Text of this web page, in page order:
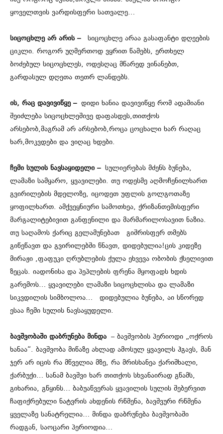
ყოველთვის ვარდისფერი სათვალე…
სიცოცხლე არ არის – სიცოცხლე არაა გასაფანტი დღეების
ციკლი. როგორ უღმერთოდ ვყრით წამებს, ერთხელ
ბოძებულ სიცოცხლეს, ოდესღაც მწარედ ვინანებთ,
გარდასულ დღეთა თეთრ ლანდებს.
ის, რაც დავივიწყე – დიდი ხანია დავივიწყე რომ ადამიანი
შეიძლება სიცოცხლეშივე დაფასდეს,თითქოს
არსებობ,მაგრამ არ არსებობ,როცა ცოცხალი ხარ რაღაც
ხარ,მოკვდები და ვიღაც ხდები.
ჩემი სულის ნავსაყიდელი – სულიერებას მძენს ბუნება,
ლამაზი სამყარო, ყვავილები. თუ ოდესმე აღმოჩენილხართ
გვირილების მდელოზე, იცოდეთ უფლის გოლგოთაზე
ყოფილხართ. ამქვეყნიური სამოთხეა, ქრიზანთემისფერი
მარგალიტებივით განფენილი და მარმარილოსავით ნაზია.
თუ საღამოს ქარიც გელამუნებათ გიშრისფერ თმებს
გიწეწავთ და გვირილებში წნავთ, დიდებულია!ცის კიდეზე
მირაჟი ,ფაფუკი ღრუბლების ქულა ეხვევა ობობის ქსელივით
ზეცას. იადონისა და პეპლების ფრენა მყოფადს ხდის
გარემოს… ყვავილები ლამაზი სიცოცხლისა და ლამაზი
სიკვდილის სიმბოლოა… დიდებულია ბუნება, აი სწორედ
ესაა ჩემი სულის ნავსაყუდელი.
ბავშვობაში დაბრუნება მინდა – ბავშვობის პერიოდი „ოქროს
ხანაა“. ბავშვობა მიწაზე ახლად ამოსულ ყვავილს ჰგავს, მან
ჯერ არ იცის რა მწველია მზე, რა მრისხანეა ქარიშხალი,
ქარბუქი… სანამ ბავშვი ხარ თითქოს სხვანაირად გწამს,
გიხარია, გწყინს… ბაბუაწვერას ყვავილის სულის შებერვით
ჩაფიქრებული ნატვრის ახდენის რწმენა, ბავშვური რწმენა
ყველაზე სანატრელია… მინდა დაბრუნება ბავშვობაში
რადგან, საოცარი პერიოდია…